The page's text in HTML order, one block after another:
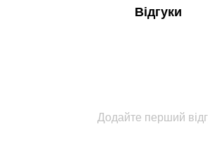
Відгуки
Додайте перший